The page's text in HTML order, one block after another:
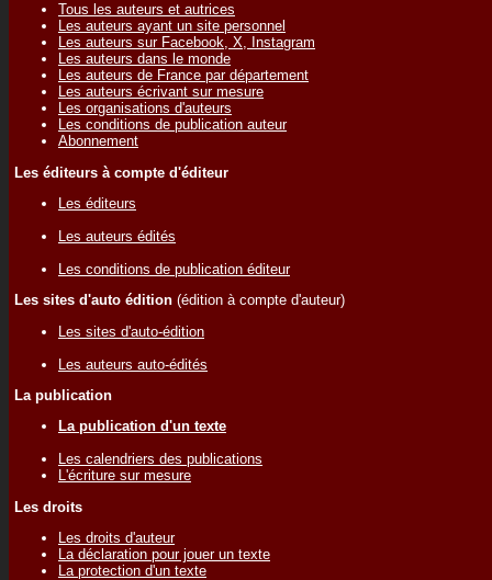
Tous les auteurs et autrices
Les auteurs ayant un site personnel
Les auteurs sur Facebook, X, Instagram
Les auteurs dans le monde
Les auteurs de France par département
Les auteurs écrivant sur mesure
Les organisations d'auteurs
Les conditions de publication auteur
Abonnement
Les éditeurs à compte d'éditeur
Les éditeurs
Les auteurs édités
Les conditions de publication éditeur
Les sites d'auto édition (édition à compte d'auteur)
Les sites d'auto-édition
Les auteurs auto-édités
La publication
La publication d'un texte
Les calendriers des publications
L'écriture sur mesure
Les droits
Les droits d'auteur
La déclaration pour jouer un texte
La protection d'un texte